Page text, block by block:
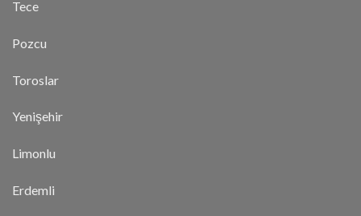
Tece
Pozcu
Toroslar
Yenişehir
Limonlu
Erdemli